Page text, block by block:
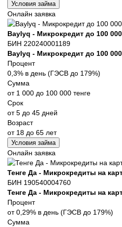
Условия займа
Онлайн заявка
Baylyq - Микрокредит до 100 000
БИН 220240001189
Baylyq - Микрокредит до 100 000
Процент
0,3% в день (ГЭСВ до 179%)
Сумма
от 1 000 до 100 000 тенге
Срок
от 5 до 45 дней
Возраст
от 18 до 65 лет
Условия займа
Онлайн заявка
Тенге Да - Микрокредиты на
БИН 190540004760
Тенге Да - Микрокредиты на
Процент
от 0,29% в день (ГЭСВ до 179%)
Сумма